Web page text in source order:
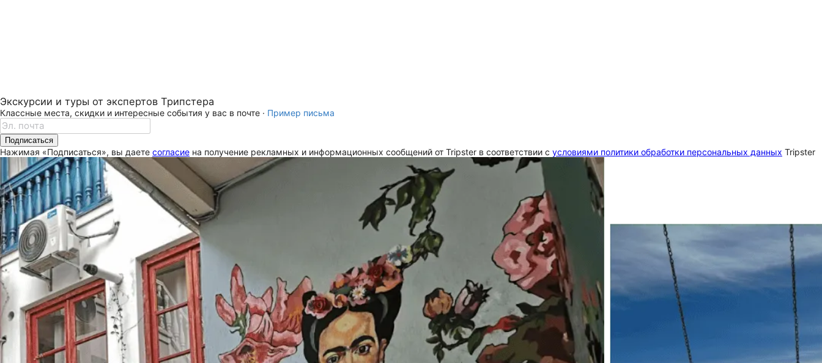
Экскурсии и туры от экспертов Трипстера
Классные места, скидки и интересные события у вас в почте · Пример письма
Подписаться
Нажимая «Подписаться», вы даете согласие на получение рекламных и информационных сообщений от Tripster в соответствии c условиями политики обработки персональных данных Tripster